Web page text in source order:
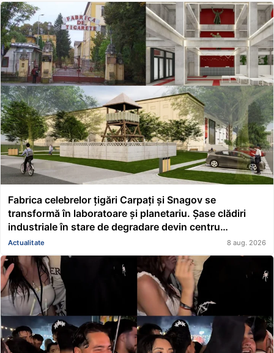
Fabrica celebrelor țigări Carpați și Snagov se
transformă în laboratoare și planetariu. Șase clădiri
industriale în stare de degradare devin centru
educațional și științific
Actualitate 8 aug. 2026